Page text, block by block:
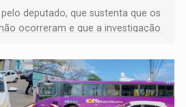
deputado, que sustenta que os
ocorreram e que a investigação